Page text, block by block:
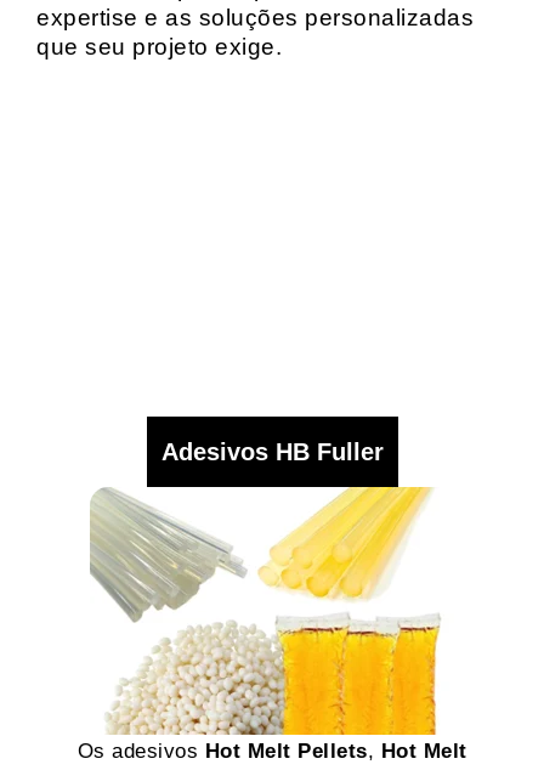
expertise e as soluções personalizadas
que seu projeto exige.
Adesivos HB Fuller
Os adesivos Hot Melt Pellets, Hot Melt